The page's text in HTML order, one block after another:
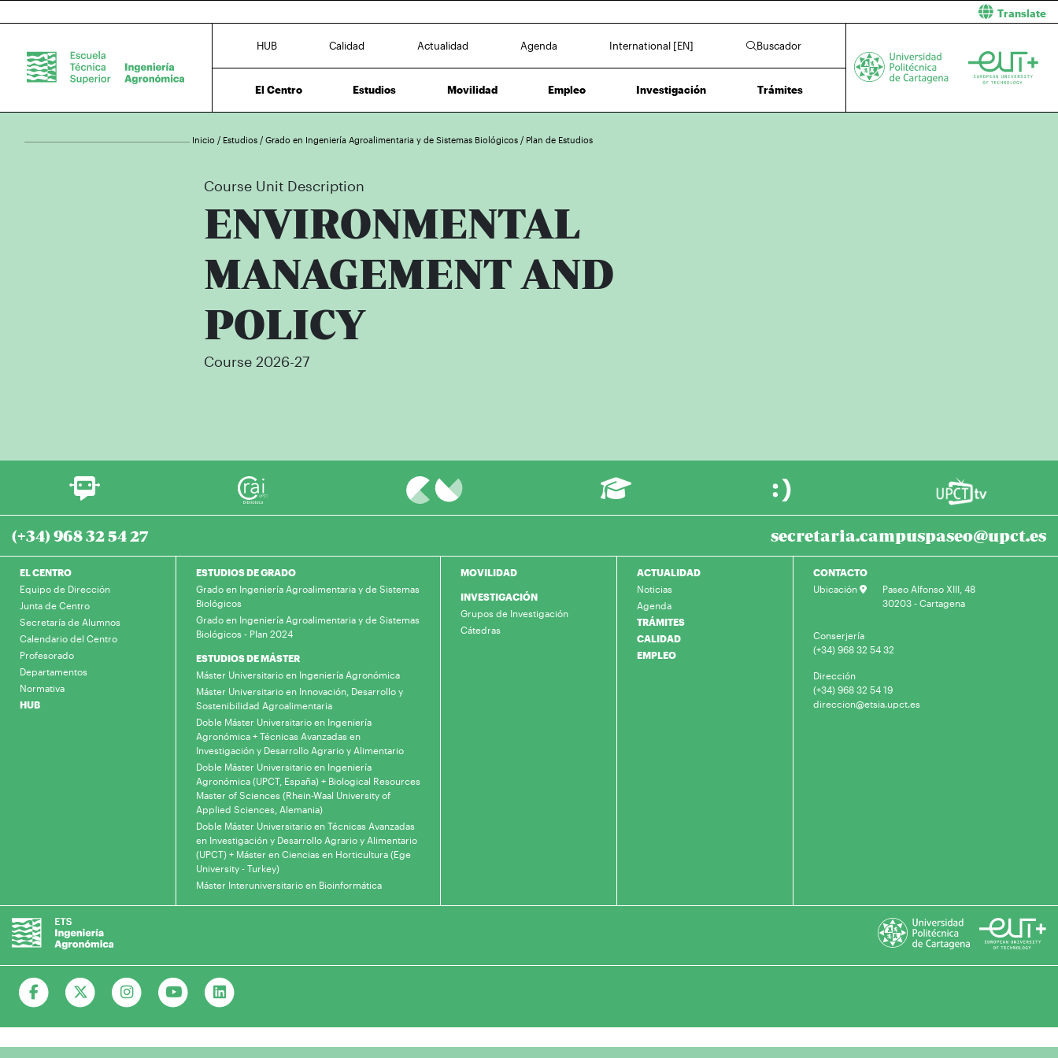
Translate
HUB Calidad Actualidad Agenda International [EN] Buscador
El Centro Estudios Movilidad Empleo Investigación Trámites
Inicio / Estudios / Grado en Ingeniería Agroalimentaria y de Sistemas Biológicos / Plan de Estudios
Course Unit Description
ENVIRONMENTAL
MANAGEMENT AND
POLICY
Course 2026-27
(+34) 968 32 54 27 secretaria.campuspaseo@upct.es
EL CENTRO
Equipo de Dirección
Junta de Centro
Secretaría de Alumnos
Calendario del Centro
Profesorado
Departamentos
Normativa
HUB
ESTUDIOS DE GRADO
Grado en Ingeniería Agroalimentaria y de Sistemas
Biológicos
Grado en Ingeniería Agroalimentaria y de Sistemas
Biológicos - Plan 2024
ESTUDIOS DE MÁSTER
Máster Universitario en Ingeniería Agronómica
Máster Universitario en Innovación, Desarrollo y
Sostenibilidad Agroalimentaria
Doble Máster Universitario en Ingeniería
Agronómica + Técnicas Avanzadas en
Investigación y Desarrollo Agrario y Alimentario
Doble Máster Universitario en Ingeniería
Agronómica (UPCT, España) + Biological Resources
Master of Sciences (Rhein-Waal University of
Applied Sciences, Alemania)
Doble Máster Universitario en Técnicas Avanzadas
en Investigación y Desarrollo Agrario y Alimentario
(UPCT) + Máster en Ciencias en Horticultura (Ege
University - Turkey)
Máster Interuniversitario en Bioinformática
MOVILIDAD
INVESTIGACIÓN
Grupos de Investigación
Cátedras
ACTUALIDAD
Noticias
Agenda
TRÁMITES
CALIDAD
EMPLEO
CONTACTO
Ubicación
Paseo Alfonso XIII, 48
30203 - Cartagena
Conserjería
(+34) 968 32 54 32
Dirección
(+34) 968 32 54 19
direccion@etsia.upct.es